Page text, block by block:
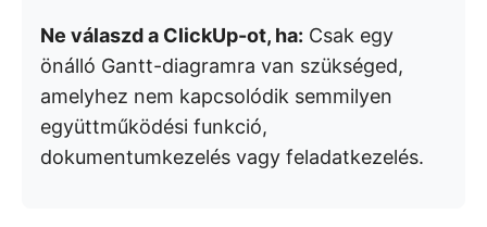
Ne válaszd a ClickUp-ot, ha: Csak egy
önálló Gantt-diagramra van szükséged,
amelyhez nem kapcsolódik semmilyen
együttműködési funkció,
dokumentumkezelés vagy feladatkezelés.